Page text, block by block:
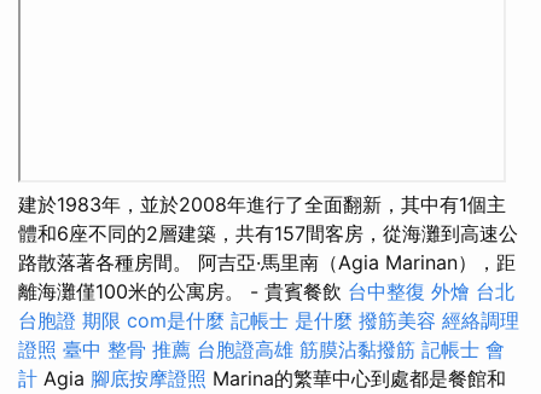
建於1983年，並於2008年進行了全面翻新，其中有1個主
體和6座不同的2層建築，共有157間客房，從海灘到高速公
路散落著各種房間。 阿吉亞·馬里南（Agia Marinan），距
離海灘僅100米的公寓房。 - 貴賓餐飲 台中整復 外燴 台北
台胞證 期限 com是什麼 記帳士 是什麼 撥筋美容 經絡調理
證照 臺中 整骨 推薦 台胞證高雄 筋膜沾黏撥筋 記帳士 會
計 Agia 腳底按摩證照 Marina的繁華中心到處都是餐館和